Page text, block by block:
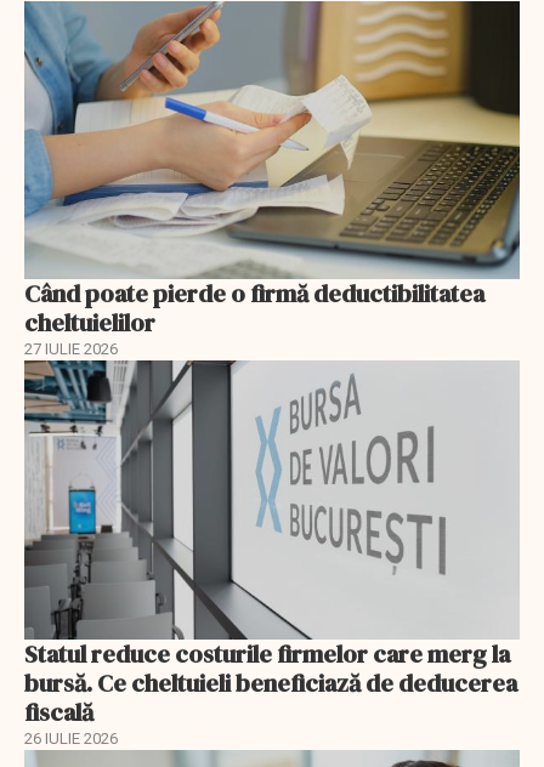
Când poate pierde o firmă deductibilitatea
cheltuielilor
27 IULIE 2026
Statul reduce costurile firmelor care merg la
bursă. Ce cheltuieli beneficiază de deducerea
fiscală
26 IULIE 2026